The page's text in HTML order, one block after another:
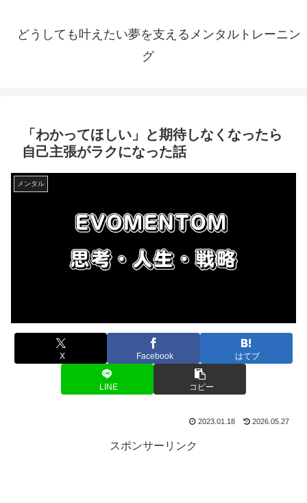
どうしても叶えたい夢を支えるメンタルトレーニン
グ
「わかってほしい」と期待しなくなったら
自己主張がラクになった話
メンタル
X Facebook はてブ
LINE コピー
2023.01.18 2026.05.27
スポンサーリンク